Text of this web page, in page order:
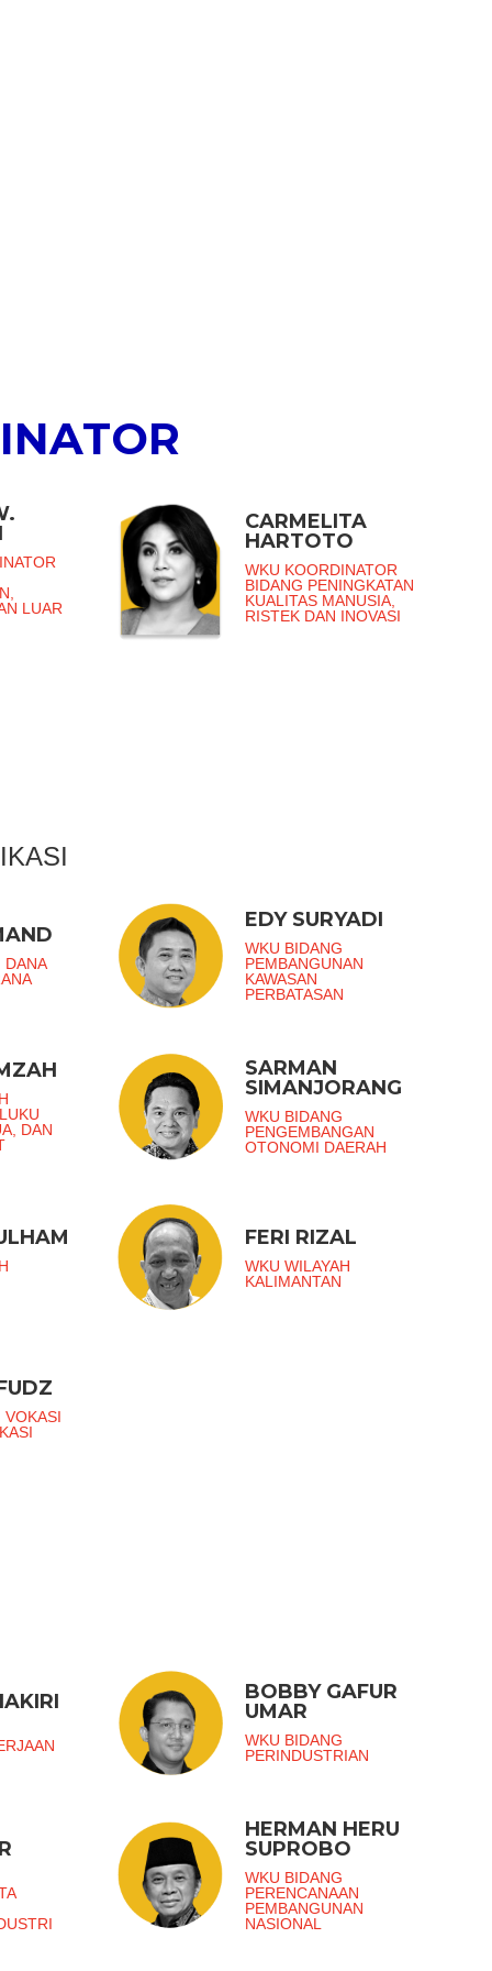
LUAR
CARMELITA
HARTOTO
WKU KOORDINATOR
BIDANG PENINGKATAN
KUALITAS MANUSIA,
RISTEK DAN INOVASI
DANA
EDY SURYADI
WKU BIDANG
PEMBANGUNAN
KAWASAN
PERBATASAN
DAN
SARMAN
SIMANJORANG
WKU BIDANG
PENGEMBANGAN
OTONOMI DAERAH
FERI RIZAL
WKU WILAYAH
KALIMANTAN
VOKASI
BOBBY GAFUR
UMAR
WKU BIDANG
PERINDUSTRIAN
HERMAN HERU
SUPROBO
WKU BIDANG
PERENCANAAN
PEMBANGUNAN
NASIONAL